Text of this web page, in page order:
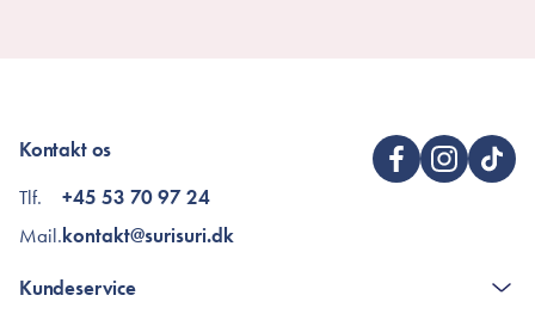
Kontakt os
Tlf.
Mail.
+45 53 70 97 24
kontakt@surisuri.dk
Kundeservice